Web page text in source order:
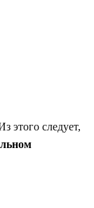
этого следует,